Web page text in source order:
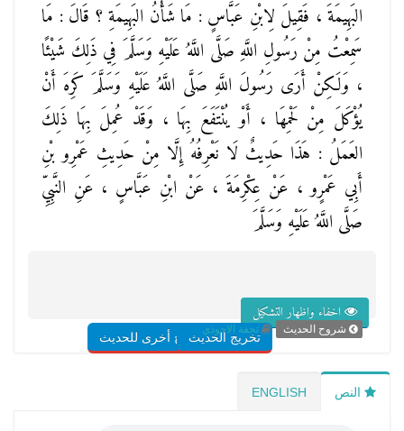
البَهِيمَةَ ، فَقِيلَ لِابْنِ عَبَّاسٍ : مَا شَأْنُ البَهِيمَةِ ؟ قَالَ : مَا
سَمِعْتُ مِنْ رَسُولِ اللَّهِ صَلَّى اللَّهُ عَلَيْهِ وَسَلَّمَ فِي ذَلِكَ شَيْئًا
، وَلَكِنْ أَرَى رَسُولَ اللَّهِ صَلَّى اللَّهُ عَلَيْهِ وَسَلَّمَ كَرِهَ أَنْ
يُؤْكَلَ مِنْ لَحْمِهَا ، أَوْ يُنْتَفَعَ بِهَا ، وَقَدْ عُمِلَ بِهَا ذَلِكَ
العَمَلُ : هَذَا حَدِيثٌ لَا نَعْرِفُهُ إِلَّا مِنْ حَدِيثِ عَمْرِو بْنِ
أَبِي عَمْرٍو ، عَنْ عِكْرِمَةَ ، عَنْ ابْنِ عَبَّاسٍ ، عَنِ النَّبِيِّ
صَلَّى اللَّهُ عَلَيْهِ وَسَلَّمَ
اخفاء واظهار التشكيل
تخريج الحديثشروح أخرى للحديث
شروح الحديث تحفة الاحوذي
النص ENGLISH